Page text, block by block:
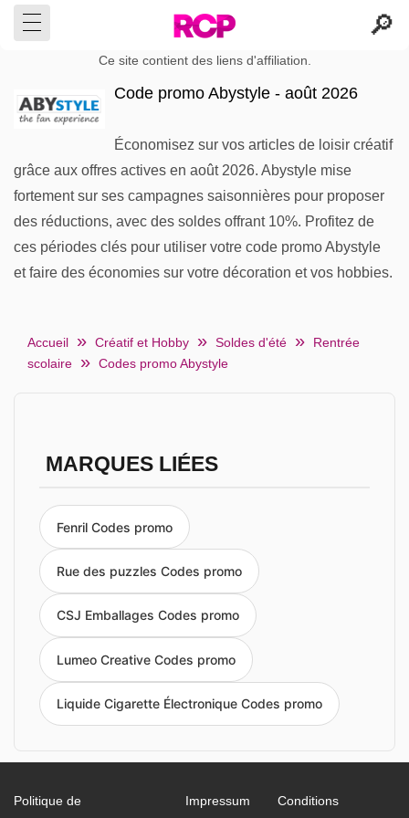
Ce site contient des liens d'affiliation.
Code promo Abystyle - août 2026
Économisez sur vos articles de loisir créatif
grâce aux offres actives en août 2026. Abystyle mise
fortement sur ses campagnes saisonnières pour proposer
des réductions, avec des soldes offrant 10%. Profitez de
ces périodes clés pour utiliser votre code promo Abystyle
et faire des économies sur votre décoration et vos hobbies.
Accueil Créatif et Hobby Soldes d'été
Rentrée
scolaire
Codes promo Abystyle
MARQUES LIÉES
Fenril Codes promo
Rue des puzzles Codes promo
CSJ Emballages Codes promo
Lumeo Creative Codes promo
Liquide Cigarette Électronique Codes promo
Politique de
Impressum
Conditions